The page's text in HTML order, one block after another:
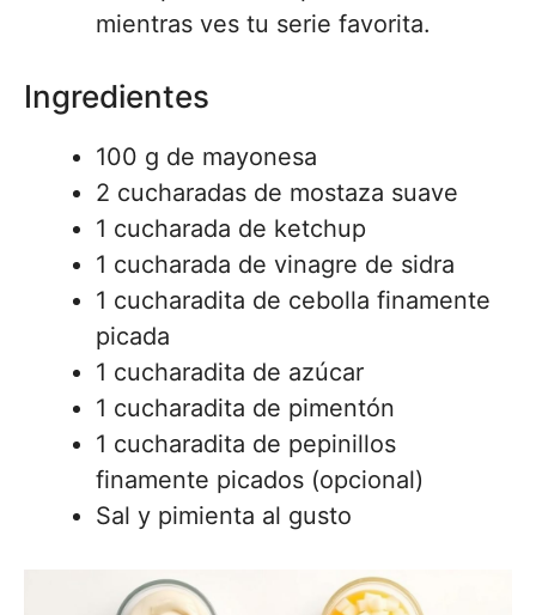
mientras ves tu serie favorita.
Ingredientes
100 g de mayonesa
2 cucharadas de mostaza suave
1 cucharada de ketchup
1 cucharada de vinagre de sidra
1 cucharadita de cebolla finamente
picada
1 cucharadita de azúcar
1 cucharadita de pimentón
1 cucharadita de pepinillos
finamente picados (opcional)
Sal y pimienta al gusto